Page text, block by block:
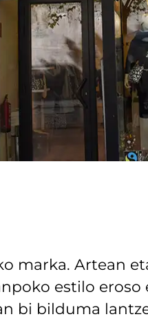
marka. Artean
estilo
bi bilduma